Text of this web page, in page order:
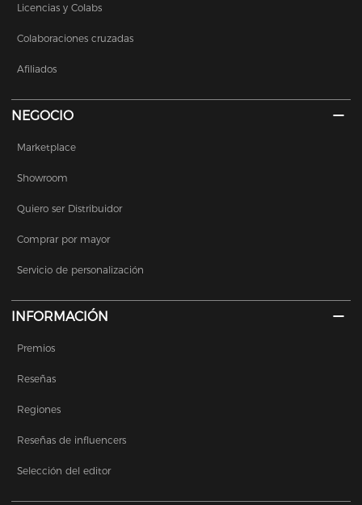
Licencias y Colabs
Colaboraciones cruzadas
Afiliados
NEGOCIO
Marketplace
Showroom
Quiero ser Distribuidor
Comprar por mayor
Servicio de personalización
INFORMACIÓN
Premios
Reseñas
Regiones
Reseñas de influencers
Selección del editor